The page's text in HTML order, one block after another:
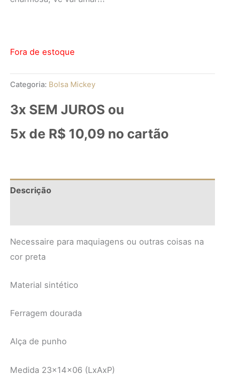
Fora de estoque
Categoria: Bolsa Mickey
3x SEM JUROS ou
5x de R$ 10,09 no cartão
Descrição
Necessaire para maquiagens ou outras coisas na
cor preta
Material sintético
Ferragem dourada
Alça de punho
Medida 23x14x06 (LxAxP)